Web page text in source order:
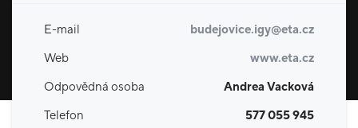
E-mail
budejovice.igy@eta.cz
Web
www.eta.cz
Odpovědná osoba
Andrea Vacková
Telefon
577 055 945